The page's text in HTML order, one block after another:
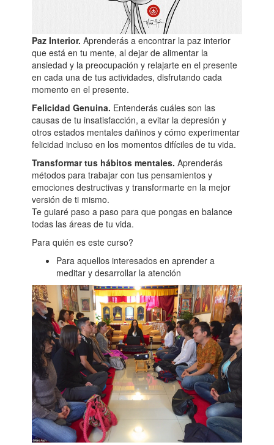
Paz Interior. Aprenderás a encontrar la paz interior
que está en tu mente, al dejar de alimentar la
ansiedad y la preocupación y relajarte en el presente
en cada una de tus actividades, disfrutando cada
momento en el presente.
Felicidad Genuina. Entenderás cuáles son las
causas de tu insatisfacción, a evitar la depresión y
otros estados mentales dañinos y cómo experimentar
felicidad incluso en los momentos difíciles de tu vida.
Transformar tus hábitos mentales. Aprenderás
métodos para trabajar con tus pensamientos y
emociones destructivas y transformarte en la mejor
versión de ti mismo.
Te guiaré paso a paso para que pongas en balance
todas las áreas de tu vida.
Para quién es este curso?
Para aquellos interesados en aprender a
meditar y desarrollar la atención